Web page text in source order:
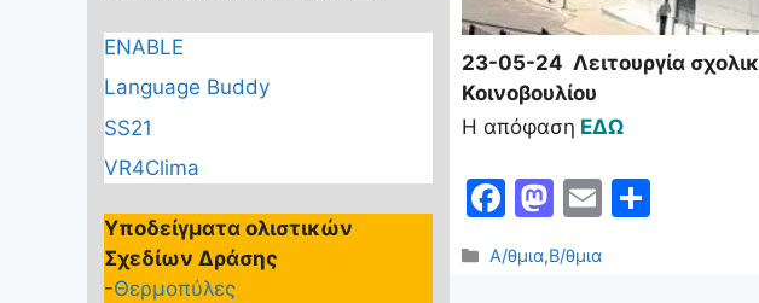
23-05-24 Λειτουργία
Κοινοβουλίου
Η απόφαση ΕΔΩ
F
c
M
st
E
Κατηγορίες
Α/θμια,Β/θμια
ENABLE
Language Buddy
SS21
VR4Clima
Υποδείγματα ολιστικών
Σχεδίων Δράσης
-Θερμοπύλες